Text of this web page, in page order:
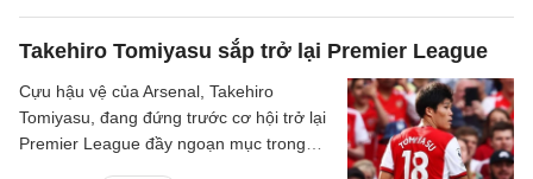
Takehiro Tomiyasu sắp trở lại Premier League
Cựu hậu vệ của Arsenal, Takehiro
Tomiyasu, đang đứng trước cơ hội trở lại
Premier League đầy ngoạn mục trong